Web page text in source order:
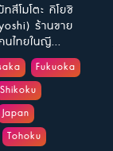
โมโตะ คิโยชิ
ร้านขาย
ไทยในญี...
Fukuoka
Shikoku
Japan
Tohoku